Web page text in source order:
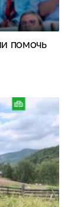
помочь